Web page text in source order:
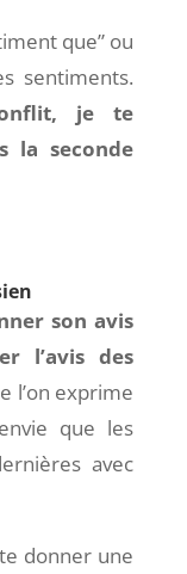
que” ou
sentiments.
je te
la seconde
son avis
l’avis des
l’on exprime
que les
avec
donner une